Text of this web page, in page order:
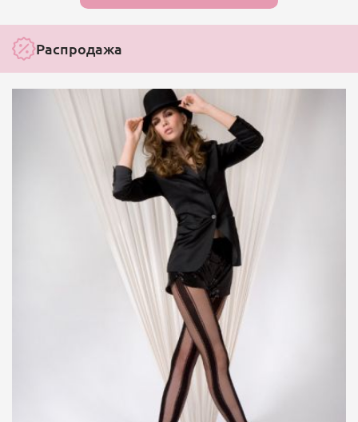
Распродажа